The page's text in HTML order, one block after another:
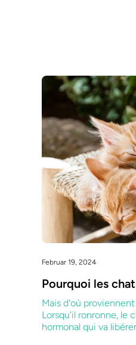
Februar 19, 2024
Pourquoi les
Mais d'où
Lorsqu’il ronronne,
hormonal qui va